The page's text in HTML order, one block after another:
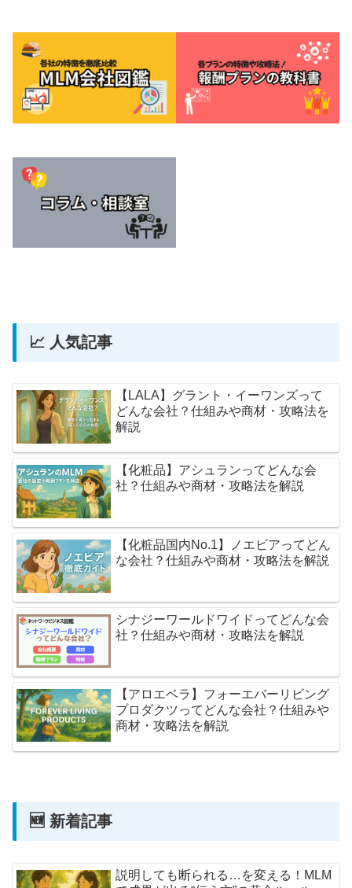
📈 人気記事
【LALA】グラント・イーワンズって
どんな会社？仕組みや商材・攻略法を
解説
【化粧品】アシュランってどんな会
社？仕組みや商材・攻略法を解説
【化粧品国内No.1】ノエビアってどん
な会社？仕組みや商材・攻略法を解説
シナジーワールドワイドってどんな会
社？仕組みや商材・攻略法を解説
【アロエベラ】フォーエバーリビング
プロダクツってどんな会社？仕組みや
商材・攻略法を解説
🆕 新着記事
説明しても断られる…を変える！MLM